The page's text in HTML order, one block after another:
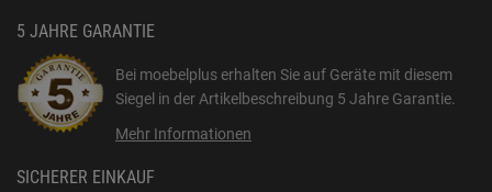
5 JAHRE GARANTIE
Bei moebelplus erhalten Sie auf Geräte mit diesem
Siegel in der Artikelbeschreibung 5 Jahre Garantie.
Mehr Informationen
SICHERER EINKAUF